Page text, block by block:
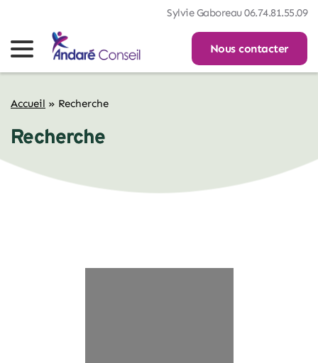
Sylvie Gaboreau 06.74.81.55.09
Nous contacter
Accueil » Recherche
Recherche